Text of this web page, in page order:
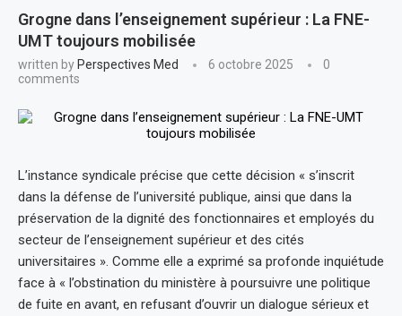
Grogne dans l’enseignement supérieur : La FNE-
UMT toujours mobilisée
written by Perspectives Med 6 octobre 2025
0
comments
L’instance syndicale précise que cette décision « s’inscrit
dans la défense de l’université publique, ainsi que dans la
préservation de la dignité des fonctionnaires et employés du
secteur de l’enseignement supérieur et des cités
universitaires ». Comme elle a exprimé sa profonde inquiétude
face à « l’obstination du ministère à poursuivre une politique
de fuite en avant, en refusant d’ouvrir un dialogue sérieux et